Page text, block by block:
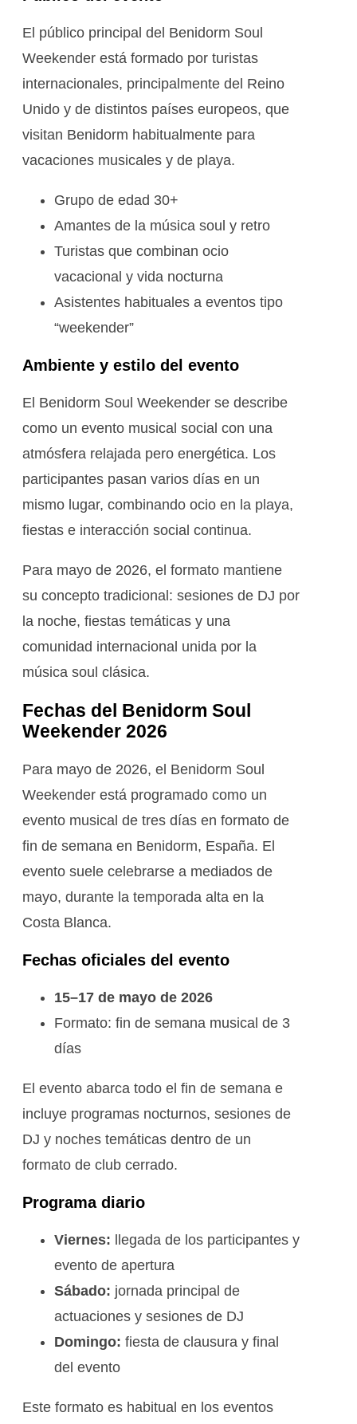
El público principal del Benidorm Soul
Weekender está formado por turistas
internacionales, principalmente del Reino
Unido y de distintos países europeos, que
visitan Benidorm habitualmente para
vacaciones musicales y de playa.
Grupo de edad 30+
Amantes de la música soul y retro
Turistas que combinan ocio
vacacional y vida nocturna
Asistentes habituales a eventos tipo
“weekender”
Ambiente y estilo del evento
El Benidorm Soul Weekender se describe
como un evento musical social con una
atmósfera relajada pero energética. Los
participantes pasan varios días en un
mismo lugar, combinando ocio en la playa,
fiestas e interacción social continua.
Para mayo de 2026, el formato mantiene
su concepto tradicional: sesiones de DJ por
la noche, fiestas temáticas y una
comunidad internacional unida por la
música soul clásica.
Fechas del Benidorm Soul
Weekender 2026
Para mayo de 2026, el Benidorm Soul
Weekender está programado como un
evento musical de tres días en formato de
fin de semana en Benidorm, España. El
evento suele celebrarse a mediados de
mayo, durante la temporada alta en la
Costa Blanca.
Fechas oficiales del evento
15–17 de mayo de 2026
Formato: fin de semana musical de 3
días
El evento abarca todo el fin de semana e
incluye programas nocturnos, sesiones de
DJ y noches temáticas dentro de un
formato de club cerrado.
Programa diario
Viernes: llegada de los participantes y
evento de apertura
Sábado: jornada principal de
actuaciones y sesiones de DJ
Domingo: fiesta de clausura y final
del evento
Este formato es habitual en los eventos